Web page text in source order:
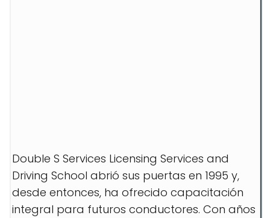
Double S Services Licensing Services and
Driving School abrió sus puertas en 1995 y,
desde entonces, ha ofrecido capacitación
integral para futuros conductores. Con años